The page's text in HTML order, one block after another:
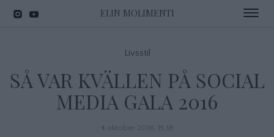
ELIN MOLIMENTI Toggle
Livsstil
SÅ VAR KVÄLLEN PÅ SOCIAL
MEDIA GALA 2016
4 oktober 2016, 15:18